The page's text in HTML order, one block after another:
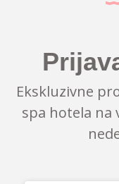
Ekskluzivne
spa hotela na